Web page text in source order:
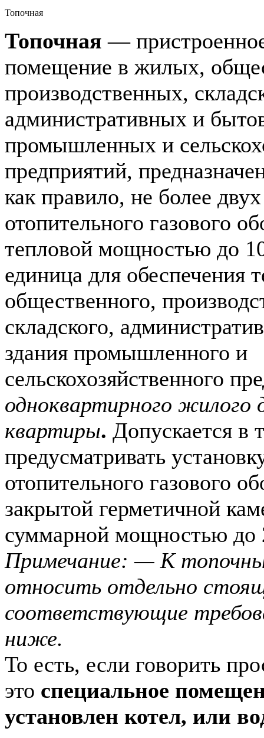
Топочная
Топочная —
помещение в жилых,
производственных,
административных и
промышленных и
предприятий,
как правило, не более
отопительного газового
тепловой мощностью до
единица для обеспечения
общественного,
складского,
здания промышленного и
сельскохозяйственного
одноквартирного жилого
квартиры. Допускается в
предусматривать
отопительного газового
закрытой герметичной
суммарной мощностью до
Примечание: — К
относить отдельно
соответствующие
ниже.
То есть, если говорить
это специальное
установлен котел, или